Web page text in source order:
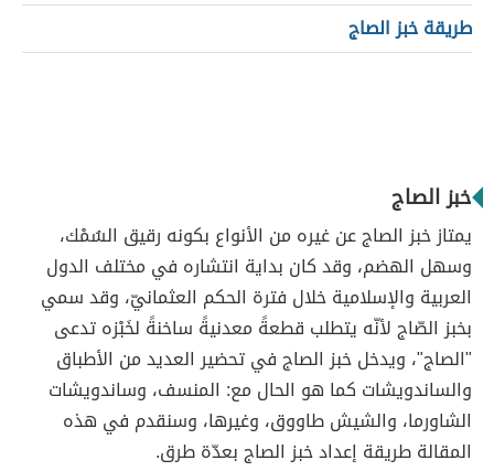
طريقة خبز الصاج
خبز الصاج
يمتاز خبز الصاج عن غيره من الأنواع بكونه رقيق السُمْك،
وسهل الهضم، وقد كان بداية انتشاره في مختلف الدول
العربية والإسلامية خلال فترة الحكم العثمانيّ، وقد سمي
بخبز الصّاج لأنّه يتطلب قطعةً معدنيةً ساخنةً لخَبْزه تدعى
"الصاج"، ويدخل خبز الصاج في تحضير العديد من الأطباق
والساندويشات كما هو الحال مع: المنسف، وساندويشات
الشاورما، والشيش طاووق، وغيرها، وسنقدم في هذه
المقالة طريقة إعداد خبز الصاج بعدّة طرق.